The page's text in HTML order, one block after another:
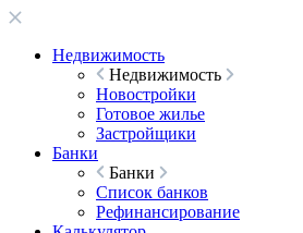
Недвижимость
Недвижимость
Новостройки
Готовое жилье
Застройщики
Банки
Банки
Список банков
Рефинансирование